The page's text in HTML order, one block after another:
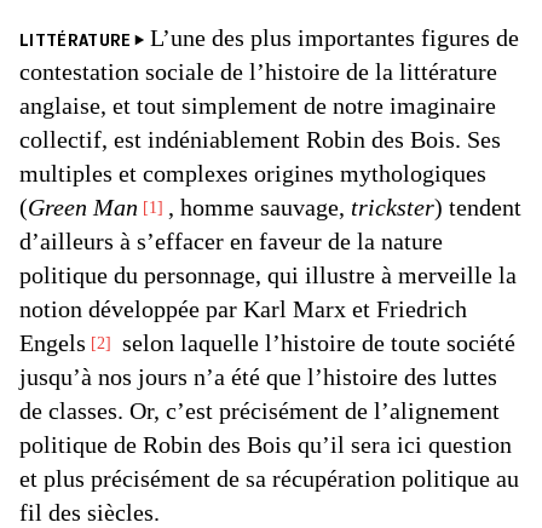
LITTÉRATURE
L’une des plus importantes figures de
contestation sociale de l’histoire de la littérature
anglaise, et tout simplement de notre imaginaire
collectif, est indéniablement Robin des Bois. Ses
multiples et complexes origines mythologiques
(Green Man 1 , homme sauvage, trickster) tendent
d’ailleurs à s’effacer en faveur de la nature
politique du personnage, qui illustre à merveille la
notion développée par Karl Marx et Friedrich
Engels
2
selon laquelle l’histoire de toute société
jusqu’à nos jours n’a été que l’histoire des luttes
de classes. Or, c’est précisément de l’alignement
politique de Robin des Bois qu’il sera ici question
et plus précisément de sa récupération politique au
fil des siècles.